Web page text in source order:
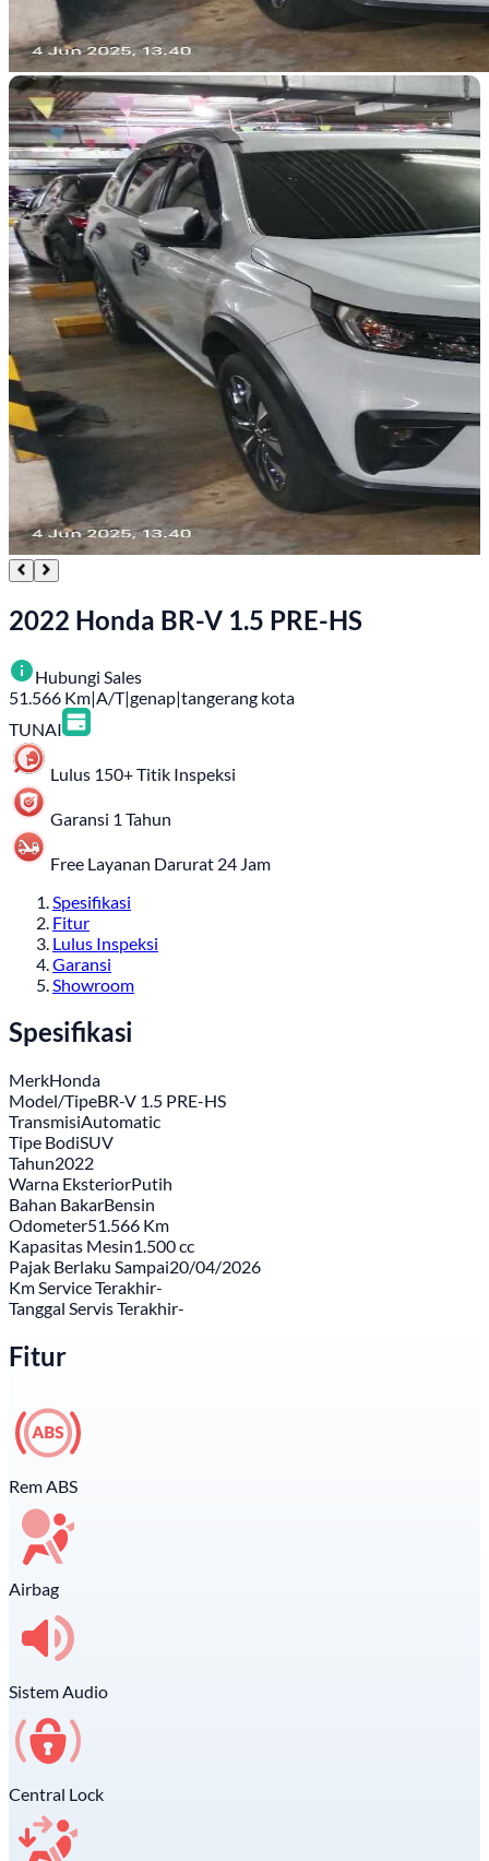
2022 Honda BR-V 1.5 PRE-HS
Hubungi Sales
51.566 Km|A/T|genap|tangerang kota
TUNAI
Lulus 150+ Titik Inspeksi
Garansi 1 Tahun
Free Layanan Darurat 24 Jam
Spesifikasi
Fitur
Lulus Inspeksi
Garansi
Showroom
Spesifikasi
MerkHonda
Model/TipeBR-V 1.5 PRE-HS
TransmisiAutomatic
Tipe BodiSUV
Tahun2022
Warna EksteriorPutih
Bahan BakarBensin
Odometer51.566 Km
Kapasitas Mesin1.500 cc
Pajak Berlaku Sampai20/04/2026
Km Service Terakhir-
Tanggal Servis Terakhir-
Fitur
Rem ABS
Airbag
Sistem Audio
Central Lock